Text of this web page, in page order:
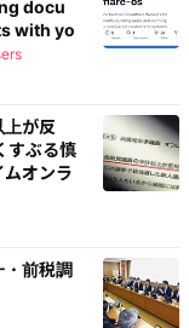
docu
with yo
上が反
すぶる慎
オンラ
前税調